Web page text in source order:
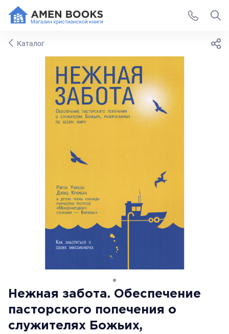
Каталог
Нежная забота. Обеспечение
пасторского попечения о
служителях Божьих,